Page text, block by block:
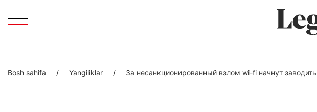
Bosh sahifa / Yangiliklar / За несанкционированный взлом wi-fi начнут